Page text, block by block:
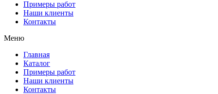
Примеры работ
Наши клиенты
Контакты
Меню
Главная
Каталог
Примеры работ
Наши клиенты
Контакты